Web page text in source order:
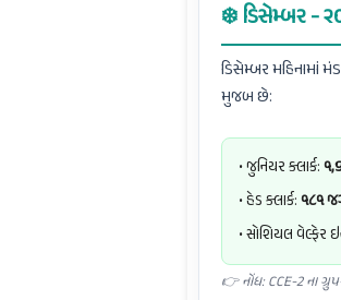
❄️ ડિસેમ્બર -
ડિસેમ્બર મહિનામાં
મુજબ છે:
• જુનિયર ક્લાર્ક:
• હેડ ક્લાર્ક:૧૮૧
• સોશિયલ વેલ્ફેર
👉 નોંધ: CCE-2 ના